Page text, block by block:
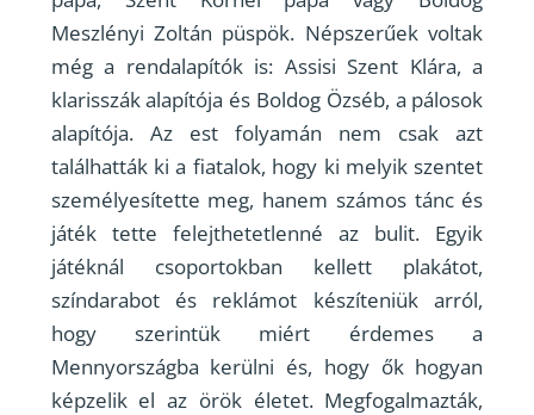
Meszlényi Zoltán püspök. Népszerűek voltak
még a rendalapítók is: Assisi Szent Klára, a
klarisszák alapítója és Boldog Özséb, a pálosok
alapítója. Az est folyamán nem csak azt
találhatták ki a fiatalok, hogy ki melyik szentet
személyesítette meg, hanem számos tánc és
játék tette felejthetetlenné az bulit. Egyik
játéknál csoportokban kellett plakátot,
színdarabot és reklámot készíteniük arról,
hogy szerintük miért érdemes a
Mennyországba kerülni és, hogy ők hogyan
képzelik el az örök életet. Megfogalmazták,